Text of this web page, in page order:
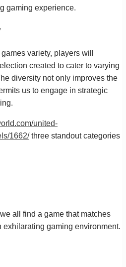
gaming experience.
variety, players will
created to cater to varying
diversity not only improves the
us to engage in strategic
united-
1662/three standout categories
all find a game that matches
exhilarating gaming environment.